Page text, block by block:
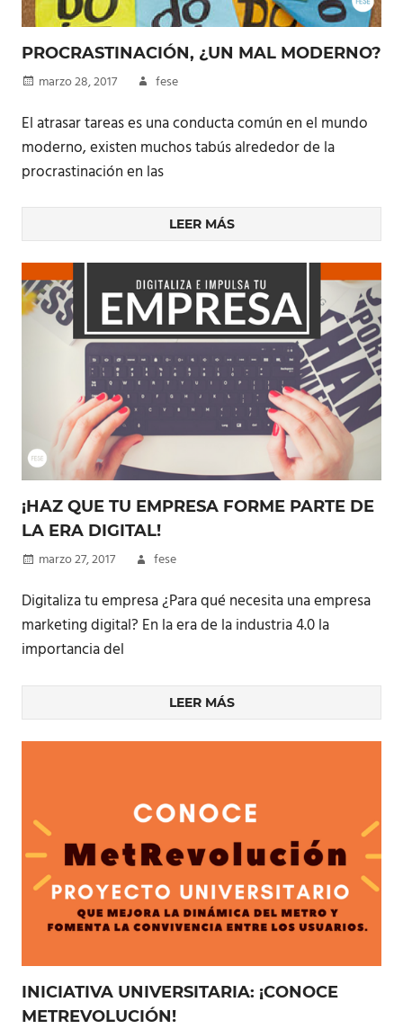
PROCRASTINACIÓN, ¿UN MAL MODERNO?
marzo 28, 2017 fese
El atrasar tareas es una conducta común en el mundo
moderno, existen muchos tabús alrededor de la
procrastinación en las
LEER MÁS
¡HAZ QUE TU EMPRESA FORME PARTE DE
LA ERA DIGITAL!
marzo 27, 2017 fese
Digitaliza tu empresa ¿Para qué necesita una empresa
marketing digital? En la era de la industria 4.0 la
importancia del
LEER MÁS
INICIATIVA UNIVERSITARIA: ¡CONOCE
METREVOLUCIÓN!